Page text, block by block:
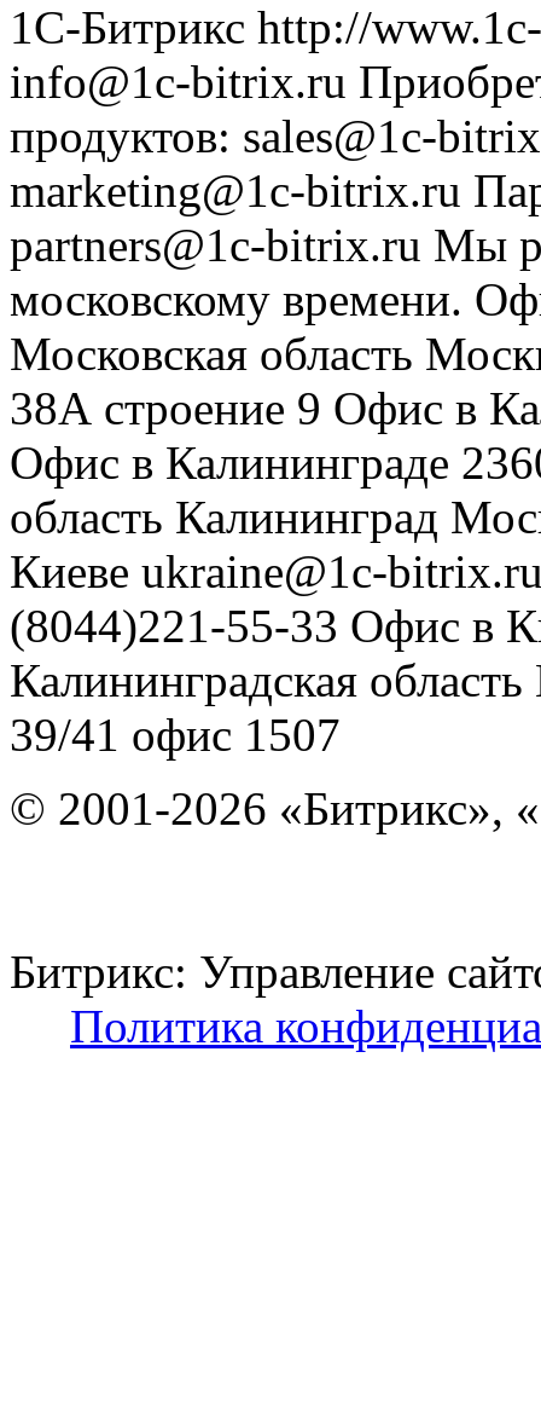
1С-Битрикс http://
info@1c-bitrix.ru
продуктов: sales@1c-
marketing@1c-bitrix.ru
partners@1c-bitrix.ru Мы
московскому времени.
Московская область
38А строение 9 Офис в
Офис в Калининграде
область Калининград
Киеве ukraine@1c-
(8044)221-55-33 Офис в
Калининградская область
39/41 офис 1507
© 2001-2026 «Битрикс»,
Битрикс: Управление
Политика